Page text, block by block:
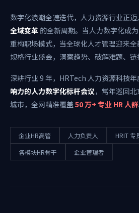
数字化浪潮全速迭代，人力资源行业正迈
全域变革 的全新周期。当人力数字化成
重构职场模式，当全球化人才管理迎来
规格行业盛会，洞察趋势、破解难题、链
深耕行业 9 年，HRTech 人力资源科技
响力的人力数字化标杆会议，常年巡回
城市，全网精准覆盖 50 万+ 专业 HR 人群
企业HR高管 人力负责人 HRIT 专
各模块HR骨干
企业管理者